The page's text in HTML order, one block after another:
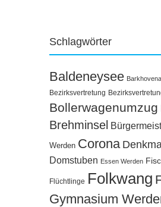
Schlagwörter
Baldeneysee
Bezirksvertretung
Bollerwagenumzug
Brehminsel
Werden Corona
Domstuben Essen Werden
Flüchtlinge Folkwang
Gymnasium